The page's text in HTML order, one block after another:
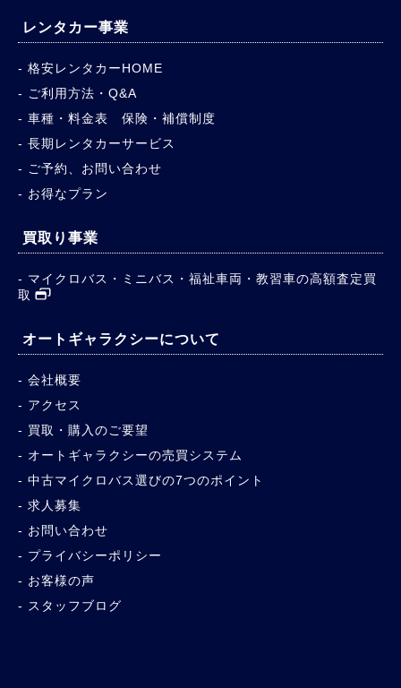
レンタカー事業
格安レンタカーHOME
ご利用方法・Q&A
車種・料金表 保険・補償制度
長期レンタカーサービス
ご予約、お問い合わせ
お得なプラン
買取り事業
マイクロバス・ミニバス・福祉車両・教習車の高額査定買
取
オートギャラクシーについて
会社概要
アクセス
買取・購入のご要望
オートギャラクシーの売買システム
中古マイクロバス選びの7つのポイント
求人募集
お問い合わせ
プライバシーポリシー
お客様の声
スタッフブログ